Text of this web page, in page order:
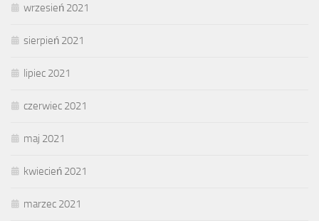
wrzesień 2021
sierpień 2021
lipiec 2021
czerwiec 2021
maj 2021
kwiecień 2021
marzec 2021